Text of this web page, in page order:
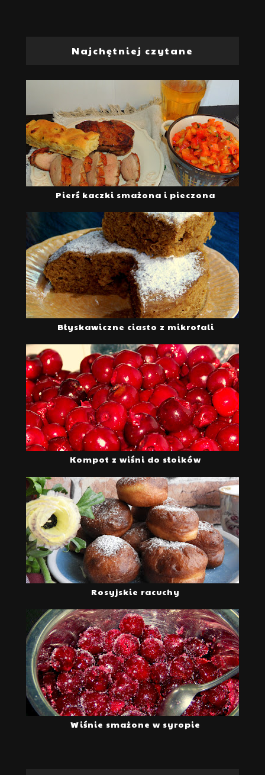
Najchętniej czytane
Pierś kaczki smażona i pieczona
Błyskawiczne ciasto z mikrofali
Kompot z wiśni do słoików
Rosyjskie racuchy
Wiśnie smażone w syropie